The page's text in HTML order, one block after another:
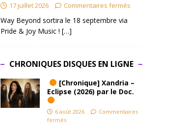
17 juillet 2026 Commentaires fermés
Way Beyond sortira le 18 septembre via
Pride & Joy Music ! […]
CHRONIQUES DISQUES EN LIGNE
[Chronique] Xandria –
Eclipse (2026) par le Doc.
6 août 2026
Commentaires
fermés